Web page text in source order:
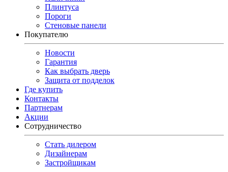
Плинтуса
Пороги
Стеновые панели
Покупателю
Новости
Гарантия
Как выбрать дверь
Защита от подделок
Где купить
Контакты
Партнерам
Акции
Сотрудничество
Стать дилером
Дизайнерам
Застройщикам